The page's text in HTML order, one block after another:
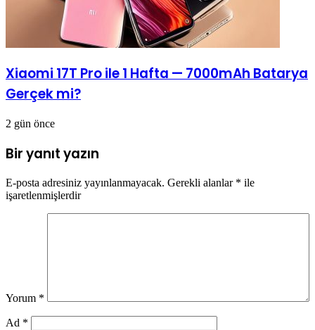
Xiaomi 17T Pro ile 1 Hafta — 7000mAh Batarya
Gerçek mi?
2 gün önce
Bir yanıt yazın
E-posta adresiniz yayınlanmayacak. Gerekli alanlar * ile
işaretlenmişlerdir
Yorum *
Ad *